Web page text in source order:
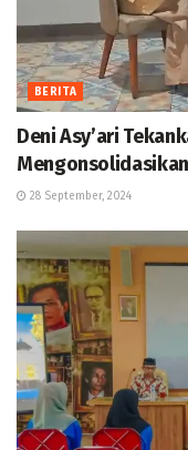
BERITA
Deni Asy’ari
28 September, 2024